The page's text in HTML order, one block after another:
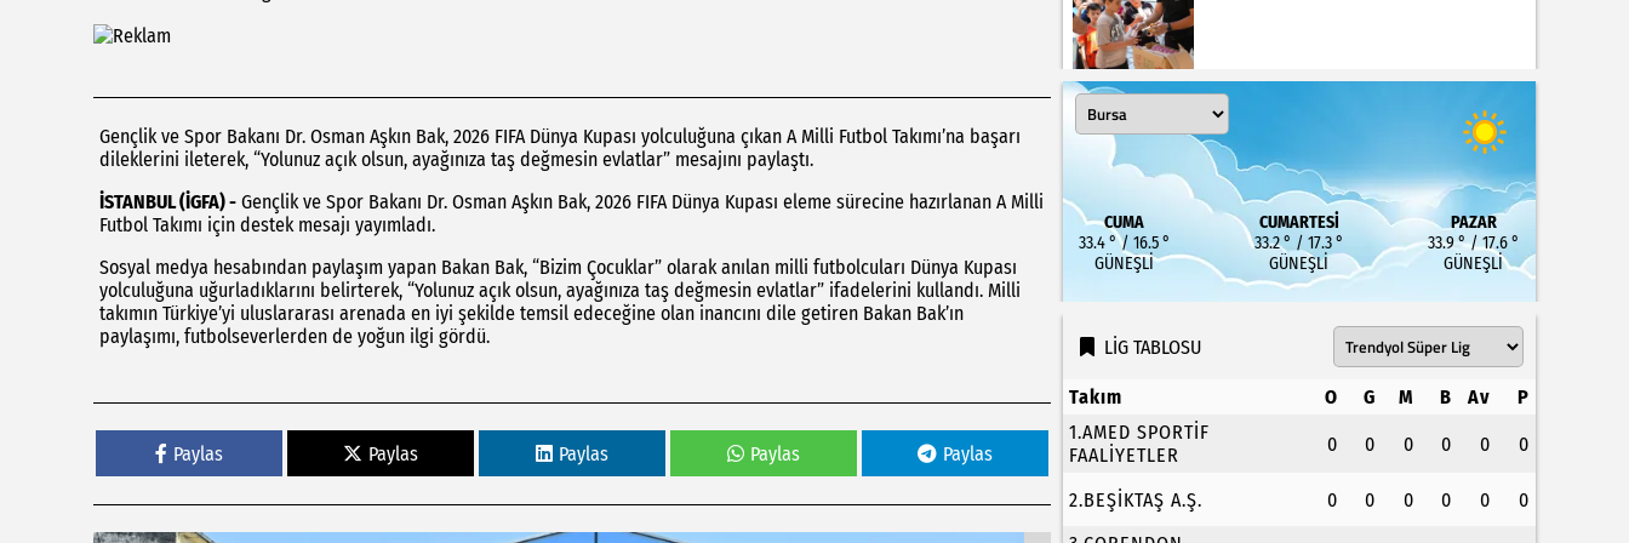
Gençlik ve Spor Bakanı Dr. Osman Aşkın Bak, 2026 FIFA Dünya Kupası yolculuğuna çıkan A Milli Futbol Takımı’na başarı
dileklerini ileterek, “Yolunuz açık olsun, ayağınıza taş değmesin evlatlar” mesajını paylaştı.
İSTANBUL (İGFA) - Gençlik ve Spor Bakanı Dr. Osman Aşkın Bak, 2026 FIFA Dünya Kupası eleme sürecine hazırlanan A Milli
Futbol Takımı için destek mesajı yayımladı.
Sosyal medya hesabından paylaşım yapan Bakan Bak, “Bizim Çocuklar” olarak anılan milli futbolcuları Dünya Kupası
yolculuğuna uğurladıklarını belirterek, “Yolunuz açık olsun, ayağınıza taş değmesin evlatlar” ifadelerini kullandı. Milli
takımın Türkiye’yi uluslararası arenada en iyi şekilde temsil edeceğine olan inancını dile getiren Bakan Bak’ın
paylaşımı, futbolseverlerden de yoğun ilgi gördü.
Paylas Paylas Paylas Paylas Paylas
CUMA
33.4 ° / 16.5 °
GÜNEŞLI
CUMARTESI
33.2 ° / 17.3 °
GÜNEŞLI
PAZAR
33.9 ° / 17.6 °
GÜNEŞLI
LİG TABLOSU
Takım O G M B Av
P
1.AMED SPORTİF
FAALİYETLER
0 0 0 0 0 0
2.BEŞİKTAŞ A.Ş. 0 0 0 0 0
0